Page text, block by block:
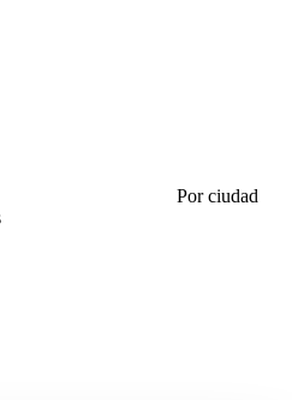
Por ciudad